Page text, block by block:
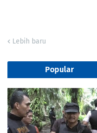
Lebih baru
Popular